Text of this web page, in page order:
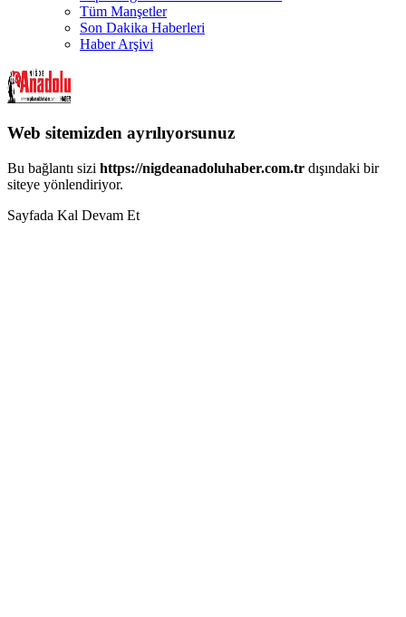
Tüm Manşetler
Son Dakika Haberleri
Haber Arşivi
Web sitemizden ayrılıyorsunuz
Bu bağlantı sizi https://nigdeanadoluhaber.com.tr dışındaki bir
siteye yönlendiriyor.
Sayfada Kal Devam Et